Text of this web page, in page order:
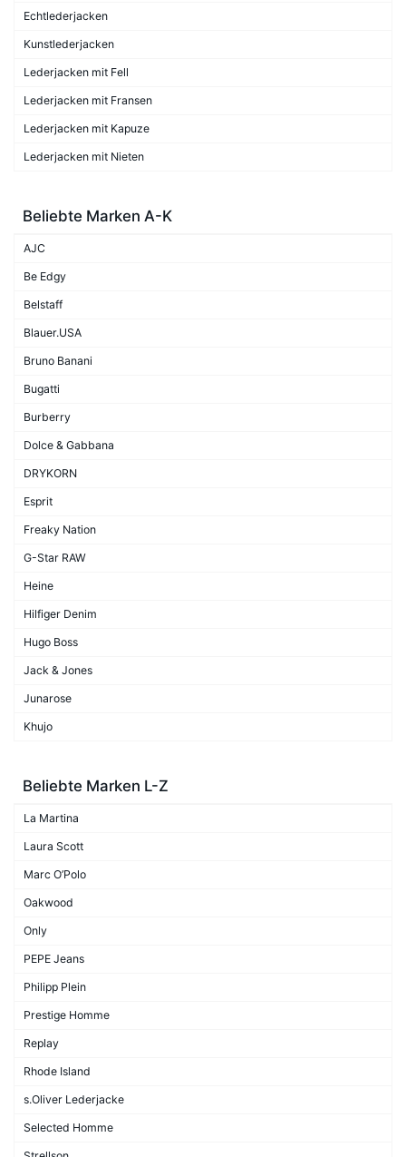
Echtlederjacken
Kunstlederjacken
Lederjacken mit Fell
Lederjacken mit Fransen
Lederjacken mit Kapuze
Lederjacken mit Nieten
Beliebte Marken A-K
AJC
Be Edgy
Belstaff
Blauer.USA
Bruno Banani
Bugatti
Burberry
Dolce & Gabbana
DRYKORN
Esprit
Freaky Nation
G-Star RAW
Heine
Hilfiger Denim
Hugo Boss
Jack & Jones
Junarose
Khujo
Beliebte Marken L-Z
La Martina
Laura Scott
Marc O’Polo
Oakwood
Only
PEPE Jeans
Philipp Plein
Prestige Homme
Replay
Rhode Island
s.Oliver Lederjacke
Selected Homme